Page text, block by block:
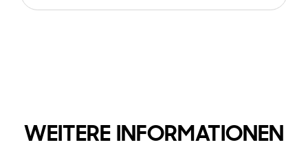
WEITERE INFORMATIONEN